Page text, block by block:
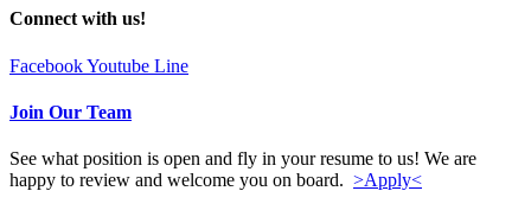
Connect with us!
FacebookYoutube Line
Join Our Team
See what position is open and fly in your resume to us! We are
happy to review and welcome you on board. >Apply<